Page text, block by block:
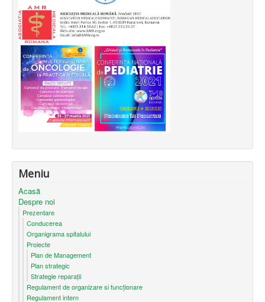
Meniu
Acasă
Despre noi
Prezentare
Conducerea
Organigrama spitalului
Proiecte
Plan de Management
Plan strategic
Strategie reparații
Regulament de organizare si funcționare
Regulament intern